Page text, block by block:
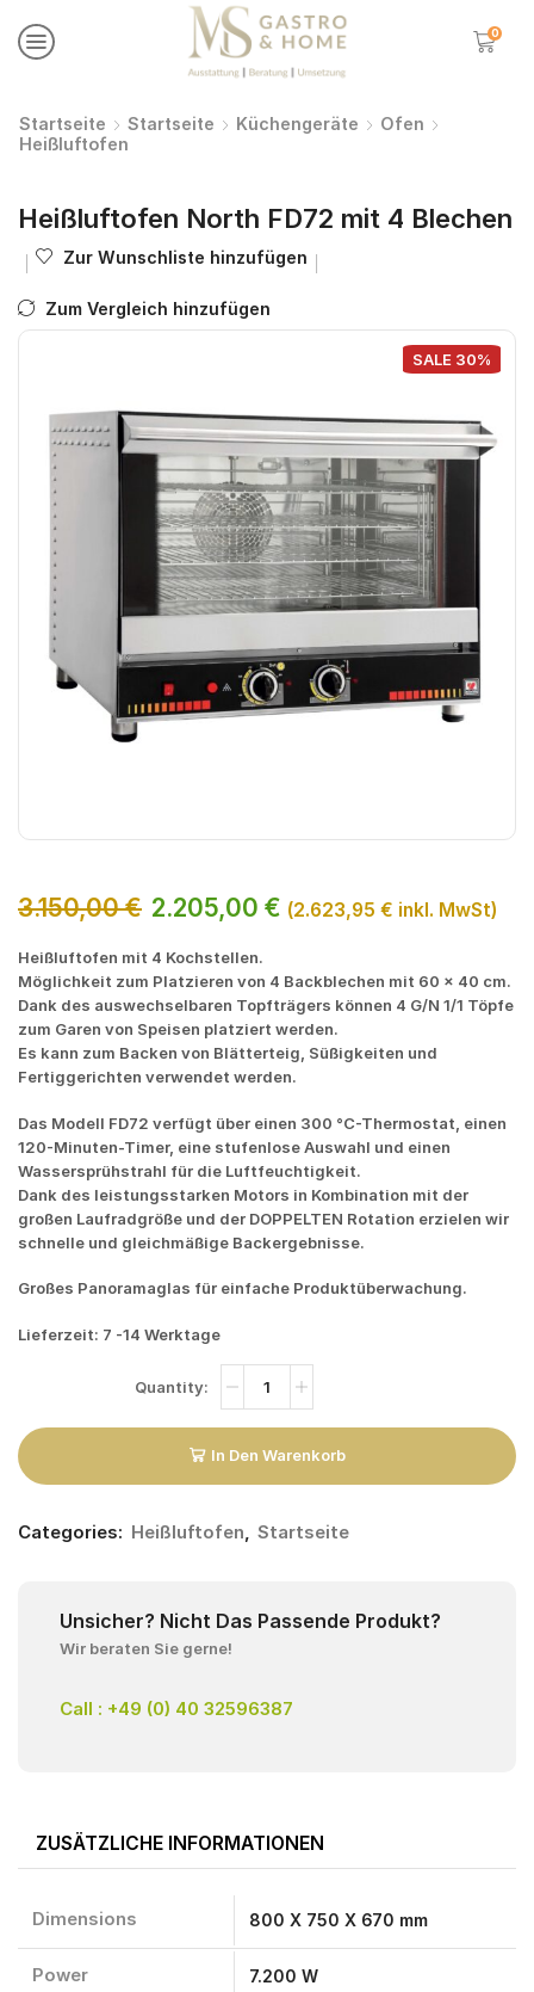
0
Startseite Startseite Küchengeräte
Ofen
Heißluftofen
Heißluftofen North FD72 mit 4 Blechen
Zur Wunschliste hinzufügen
Zum Vergleich hinzufügen
SALE 30%
3.150,00€ 2.205,00 € (2.623,95 € inkl. MwSt)
Heißluftofen mit 4 Kochstellen.
Möglichkeit zum Platzieren von 4 Backblechen mit 60 x 40 cm.
Dank des auswechselbaren Topfträgers können 4 G/N 1/1 Töpfe
zum Garen von Speisen platziert werden.
Es kann zum Backen von Blätterteig, Süßigkeiten und
Fertiggerichten verwendet werden.
Das Modell FD72 verfügt über einen 300 °C-Thermostat, einen
120-Minuten-Timer, eine stufenlose Auswahl und einen
Wassersprühstrahl für die Luftfeuchtigkeit.
Dank des leistungsstarken Motors in Kombination mit der
großen Laufradgröße und der DOPPELTEN Rotation erzielen wir
schnelle und gleichmäßige Backergebnisse.
Großes Panoramaglas für einfache Produktüberwachung.
Lieferzeit: 7 -14 Werktage
In Den Warenkorb
Categories: Heißluftofen, Startseite
Unsicher? Nicht Das Passende Produkt?
Wir beraten Sie gerne!
Call : +49 (0) 40 32596387
ZUSÄTZLICHE INFORMATIONEN
Dimensions 800 X 750 X 670 mm
Power 7.200 W